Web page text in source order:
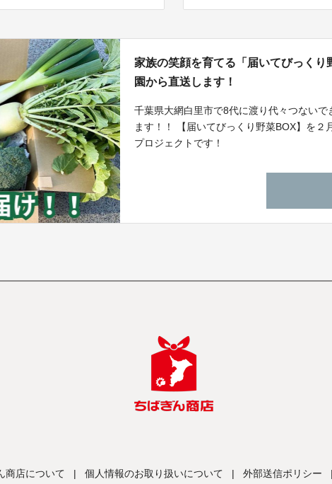
家族の笑顔を育てる「届いてびっく
園から直送します！
千葉県大網白里市で8代に渡り代々つない
ます！！ 【届いてびっくり野菜BOX】を
プロジェクトです！
商店について | 個人情報のお取り扱いについて | 外部送信ポリシー